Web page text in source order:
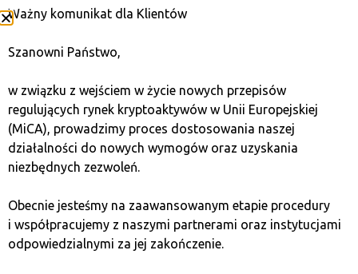
na gospodarkę USA
Podczas prezydentury Trumpa gospodarka USA
odnotowała zarówno sukcesy, jak i kontrowersyjne
decyzje, które podzieliły ekspertów. Jego administracja
wprowadziła cięcia podatkowe, które pobudziły rynek,
polityka protekcjonistyczna, w tym wojna handlowa
z Chinami, wywołała niepewność na rynkach. Inwestorzy
z jednej strony chwalili dynamiczny wzrost
Ważny komunikat dla Klientów
Szanowni Państwo,
w związku z wejściem w życie nowych przepisów
regulujących rynek kryptoaktywów w Unii Europejskiej
(MiCA), prowadzimy proces dostosowania naszej
działalności do nowych wymogów oraz uzyskania
niezbędnych zezwoleń.
Obecnie jesteśmy na zaawansowanym etapie procedury
i współpracujemy z naszymi partnerami oraz instytucjami
odpowiedzialnymi za jej zakończenie.